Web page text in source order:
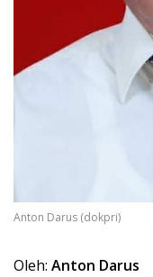
Anton Darus (dokpri)
Oleh: Anton Darus